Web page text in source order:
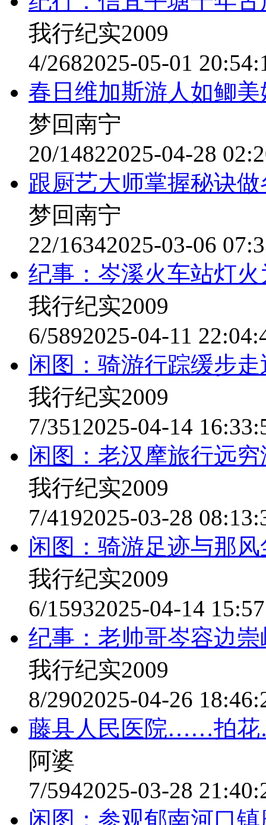
我行纪实2009
4/2682025-05-01
春日维加斯游人如鲫美
梦回南宁
20/14822025-04-28
跟厨艺大师掌握秘诀
梦回南宁
22/16342025-03-06
纪事：岑溪火车站灯
我行纪实2009
6/5892025-04-11
闲图：骑游行踪缓步
我行纪实2009
7/3512025-04-14
闲图：老汉摩旅行远
我行纪实2009
7/4192025-03-28
闲图：骑游足迹与那
我行纪实2009
6/15932025-04-14
纪事：老帅哥岑容边
我行纪实2009
8/2902025-04-26
藤县人民医院……拍
阿婆
7/5942025-03-28
闲图：参观郁南河口